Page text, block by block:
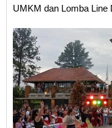
UMKM dan Lomba Line